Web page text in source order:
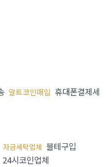
알트코인매입 휴대폰결제세
자금세탁업체 블테구입
24시코인업체